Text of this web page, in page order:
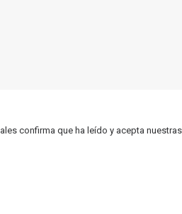
confirma que ha leído y acepta